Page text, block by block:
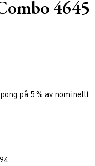
4645
på 5 % av nominellt